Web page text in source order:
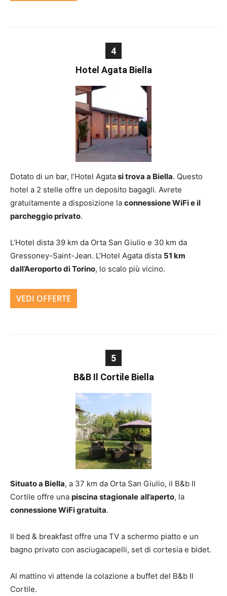
4
Hotel Agata Biella
Dotato di un bar, l’Hotel Agatasi trova a Biella. Questo
hotel a 2 stelle offre un deposito bagagli. Avrete
gratuitamente a disposizione la connessione WiFi e il
parcheggio privato.
L’Hotel dista 39 km da Orta San Giulio e 30 km da
Gressoney-Saint-Jean. L’Hotel Agata dista 51 km
dall’Aeroporto di Torino, lo scalo più vicino.
VEDI OFFERTE
5
B&B Il Cortile Biella
Situato a Biella, a 37 km da Orta San Giulio, il B&b Il
Cortile offre una piscina stagionale all’aperto, la
connessione WiFi gratuita.
Il bed & breakfast offre una TV a schermo piatto e un
bagno privato con asciugacapelli, set di cortesia e bidet.
Al mattino vi attende la colazione a buffet del B&b Il
Cortile.